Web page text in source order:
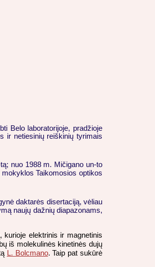
Belo laboratorijoje, pradžioje
ir netiesinių reiškinių tyrimais
nuo 1988 m. Mičigano un-to
Taikomosios optikos
daktarės disertaciją, vėliau
naujų dažnių diapazonams,
kurioje elektrinis ir magnetinis
iš molekulinės kinetinės dujų
L. Bolcmano. Taip pat sukūrė